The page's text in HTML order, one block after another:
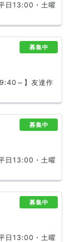
日13:00・土曜
募集中
～】友達作
募集中
日13:00・土曜
募集中
日13:00・土曜